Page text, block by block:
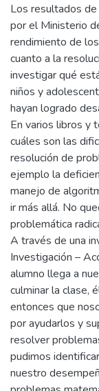
Los resultados
por el Ministerio
rendimiento de
cuanto a la
investigar qué
niños y
hayan logrado
En varios libros y
cuáles son las
resolución de
ejemplo la
manejo de
ir más allá. No
problemática
A través de una
Investigación –
alumno llega a
culminar la clase,
entonces que
por ayudarlos y
resolver
pudimos
nuestro